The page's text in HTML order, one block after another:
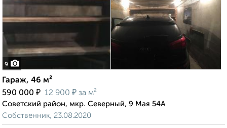
9
Гараж, 46 м²
590 000 ₽ 12 900 ₽ за м²
Советский район, мкр. Северный, 9 Мая 54А
Собственник, 23.08.2020